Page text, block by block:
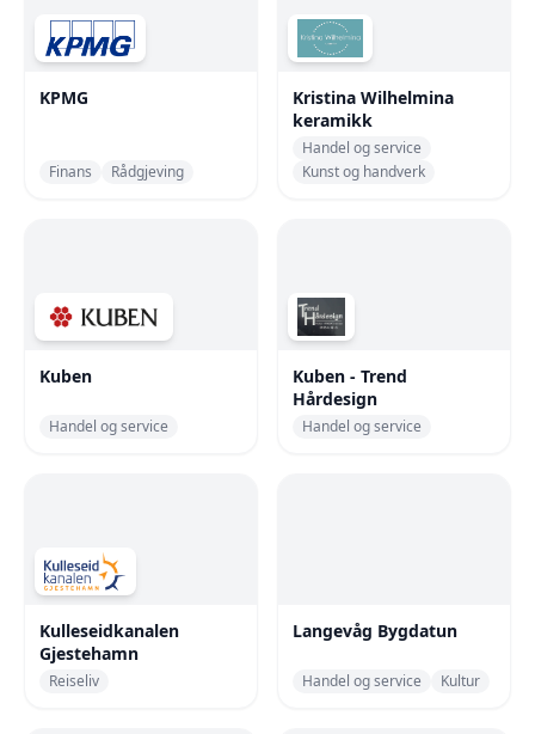
KPMG
Finans Rådgjeving
Kristina Wilhelmina
keramikk
Handel og service
Kunst og handverk
Kuben
Handel og service
Kuben - Trend
Hårdesign
Handel og service
Kulleseidkanalen
Gjestehamn
Reiseliv
Langevåg Bygdatun
Handel og service Kultur